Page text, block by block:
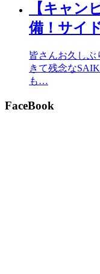
【キャン
備！サイ
皆さんお久しぶ
きて残念な
も…
FaceBook